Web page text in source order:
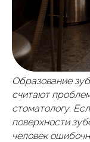
Образование
считают
стоматологу.
поверхности
человек